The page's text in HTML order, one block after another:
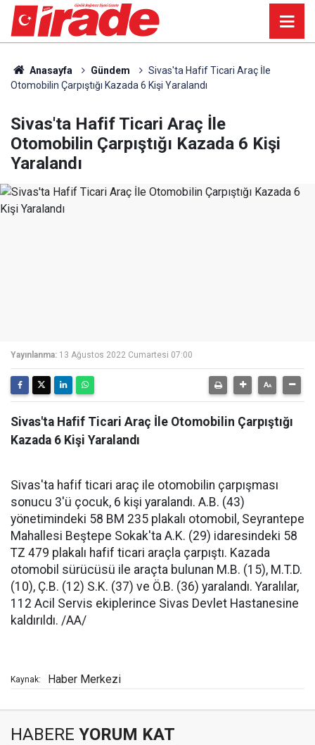
Anasayfa Gündem
Sivas'ta Hafif Ticari Araç İle
Otomobilin Çarpıştığı Kazada 6 Kişi Yaralandı
Sivas'ta Hafif Ticari Araç İle
Otomobilin Çarpıştığı Kazada 6 Kişi
Yaralandı
Yayınlanma: 13 Ağustos 2022 Cumartesi 07:00
Sivas'ta Hafif Ticari Araç İle Otomobilin Çarpıştığı
Kazada 6 Kişi Yaralandı
Sivas'ta hafif ticari araç ile otomobilin çarpışması
sonucu 3'ü çocuk, 6 kişi yaralandı. A.B. (43)
yönetimindeki 58 BM 235 plakalı otomobil, Seyrantepe
Mahallesi Beştepe Sokak'ta A.K. (29) idaresindeki 58
TZ 479 plakalı hafif ticari araçla çarpıştı. Kazada
otomobil sürücüsü ile araçta bulunan M.B. (15), M.T.D.
(10), Ç.B. (12) S.K. (37) ve Ö.B. (36) yaralandı. Yaralılar,
112 Acil Servis ekiplerince Sivas Devlet Hastanesine
kaldırıldı. /AA/
Kaynak: Haber Merkezi
HABERE YORUM KAT